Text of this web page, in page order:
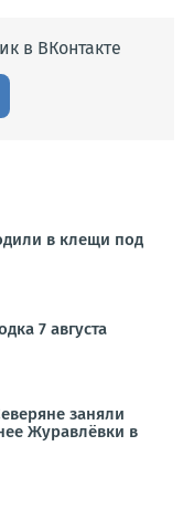
в ВКонтакте
в клещи под
7 августа
заняли
Журавлёвки в